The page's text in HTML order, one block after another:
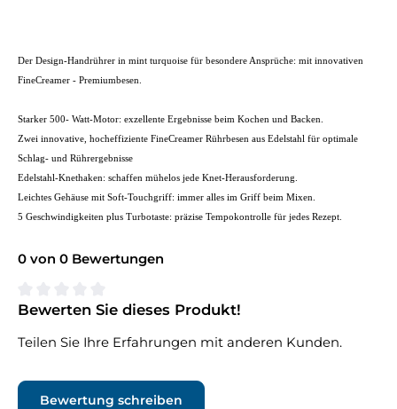
Der Design-Handrührer in mint turquoise für besondere Ansprüche: mit innovativen
FineCreamer - Premiumbesen.
Starker 500- Watt-Motor: exzellente Ergebnisse beim Kochen und Backen.
Zwei innovative, hocheffiziente FineCreamer Rührbesen aus Edelstahl für optimale
Schlag- und Rührergebnisse
Edelstahl-Knethaken: schaffen mühelos jede Knet-Herausforderung.
Leichtes Gehäuse mit Soft-Touchgriff: immer alles im Griff beim Mixen.
5 Geschwindigkeiten plus Turbotaste: präzise Tempokontrolle für jedes Rezept.
0 von 0 Bewertungen
Durchschnittliche Bewertung von 0 von 5 Sternen
Bewerten Sie dieses Produkt!
Teilen Sie Ihre Erfahrungen mit anderen Kunden.
Bewertung schreiben